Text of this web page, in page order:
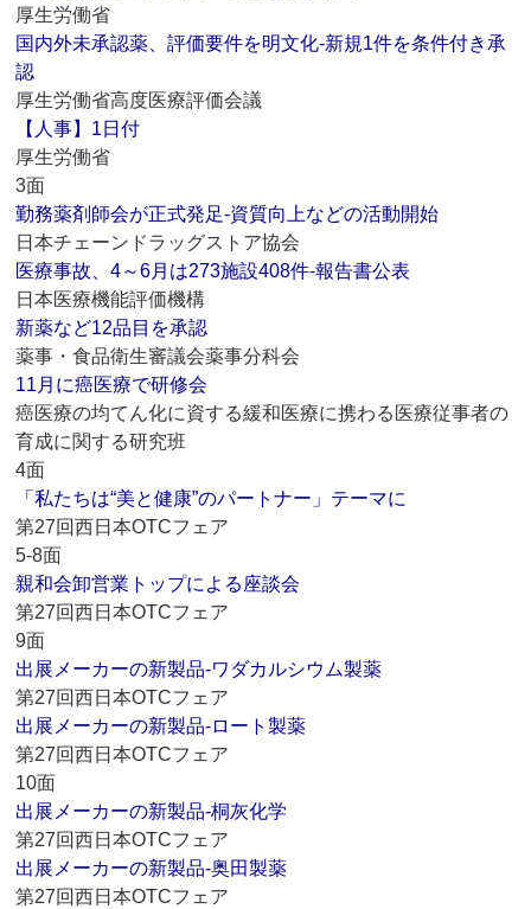
厚生労働省
国内外未承認薬、評価要件を明文化‐新規1件を条件付き承
認
厚生労働省高度医療評価会議
【人事】1日付
厚生労働省
3面
勤務薬剤師会が正式発足‐資質向上などの活動開始
日本チェーンドラッグストア協会
医療事故、4～6月は273施設408件‐報告書公表
日本医療機能評価機構
新薬など12品目を承認
薬事・食品衛生審議会薬事分科会
11月に癌医療で研修会
癌医療の均てん化に資する緩和医療に携わる医療従事者の
育成に関する研究班
4面
「私たちは“美と健康”のパートナー」テーマに
第27回西日本OTCフェア
5-8面
親和会卸営業トップによる座談会
第27回西日本OTCフェア
9面
出展メーカーの新製品‐ワダカルシウム製薬
第27回西日本OTCフェア
出展メーカーの新製品‐ロート製薬
第27回西日本OTCフェア
10面
出展メーカーの新製品‐桐灰化学
第27回西日本OTCフェア
出展メーカーの新製品‐奥田製薬
第27回西日本OTCフェア